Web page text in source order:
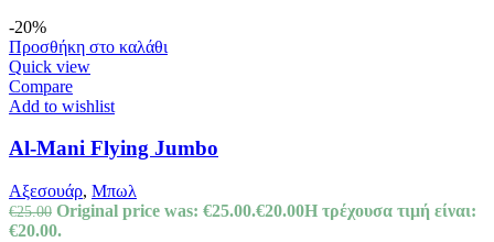
-20%
Προσθήκη στο καλάθι
Quick view
Compare
Add to wishlist
Al-Mani Flying Jumbo
Αξεσουάρ, Μπωλ
€25.00 Original price was: €25.00.€20.00Η τρέχουσα τιμή είναι:
€20.00.